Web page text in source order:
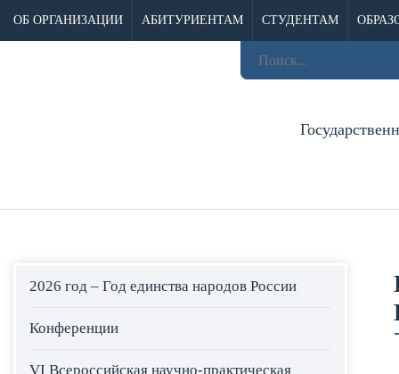
ОБ ОРГАНИЗАЦИИ АБИТУРИЕНТАМ СТУДЕНТАМ
2026 год – Год единства народов России
Конференции
VI Всероссийская научно-практическая